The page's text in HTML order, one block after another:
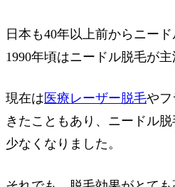
日本も40年以上前からニード
1990年頃はニードル脱毛が主
現在は 医療レーザー脱毛やフ
きたこともあり、ニードル
少なくなりました。